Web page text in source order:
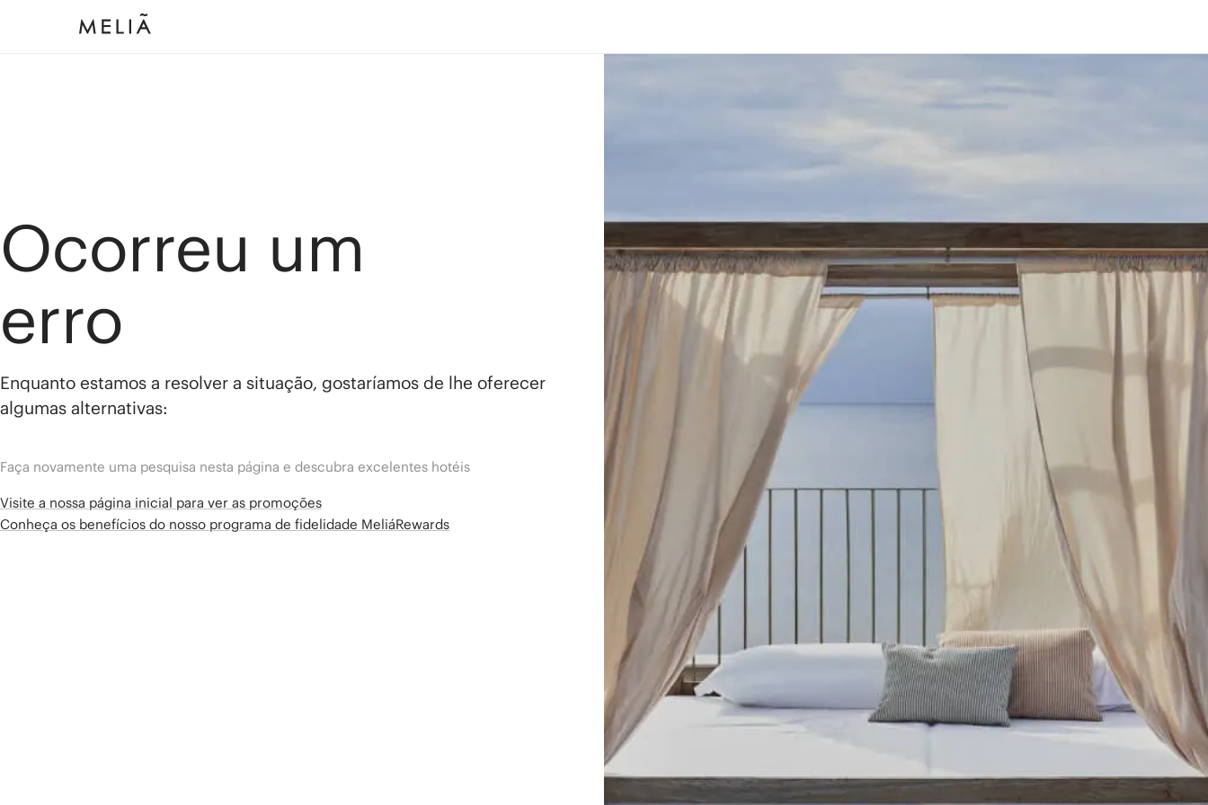
Ocorreu um
erro
Enquanto estamos a resolver a situação, gostaríamos de lhe oferecer
algumas alternativas:
Faça novamente uma pesquisa nesta página e descubra excelentes hotéis
Visite a nossa página inicial para ver as promoções
Conheça os benefícios do nosso programa de fidelidade MeliáRewards